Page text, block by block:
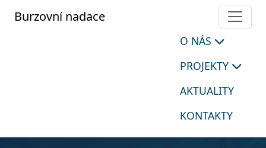
Burzovní nadace
O NÁS
PROJEKTY
AKTUALITY
KONTAKTY